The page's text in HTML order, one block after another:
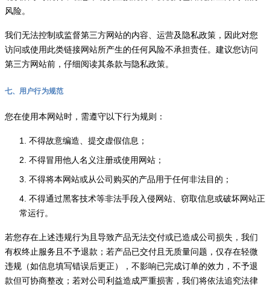
风险。
我们无法控制或监督第三方网站的内容、运营及隐私政策，因此对您
访问或使用此类链接网站所产生的任何风险不承担责任。建议您访问
第三方网站前，仔细阅读其条款与隐私政策。
七、用户行为规范
您在使用本网站时，需遵守以下行为规则：
1. 不得故意编造、提交虚假信息；
2. 不得冒用他人名义注册或使用网站；
3. 不得将本网站或从公司购买的产品用于任何非法目的；
4. 不得通过黑客技术等非法手段入侵网站、窃取信息或破坏网站正
常运行。
若您存在上述违规行为且导致产品无法交付或已造成公司损失，我们
有权终止服务且不予退款；若产品已交付且无质量问题，仅存在轻微
违规（如信息填写错误后更正），不影响已完成订单的效力，不予退
款但可协商整改；若对公司利益造成严重损害，我们将依法追究法律